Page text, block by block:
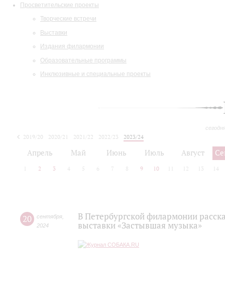
Просветительские проекты
Творческие встречи
Выставки
Издания филармонии
Образовательные программы
Инклюзивные и специальные проекты
2019/20 2020/21 2021/22 2022/23
2023/24
Апрель Май Июнь Июль Август
2 3 4 5 6 7 8 9 10 12 13 14
20 сентября
2024
В Петербургской филармонии
выставки «Застывшая музыка»